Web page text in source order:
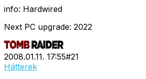
info: Hardwired
Next PC upgrade: 2022
2008.01.11. 17:55#21
Hátterek